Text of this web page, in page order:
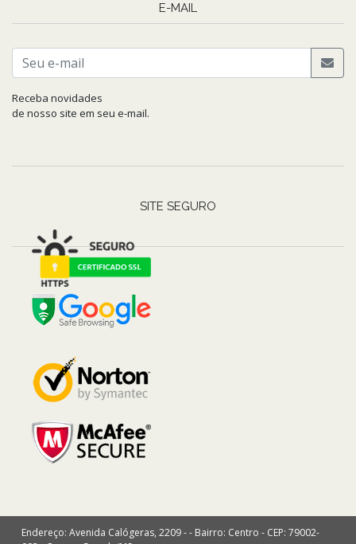
E-MAIL
Receba novidades
de nosso site em seu e-mail.
SITE SEGURO
Endereço: Avenida Calógeras, 2209 - - Bairro: Centro - CEP: 79002-